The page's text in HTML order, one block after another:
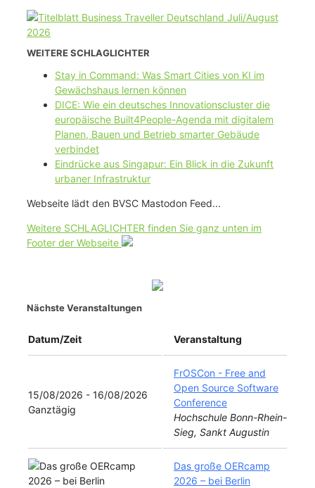
WEITERE SCHLAGLICHTER
Stay in Command: Was Smart Cities von KI im
Gewächshaus lernen können
DICE: Wie ein deutsches Innovationscluster die
europäische Built4People-Agenda mit digitalem
Planen, Bauen und Betrieb smarter Gebäude
verbindet
Eindrücke aus Singapur: Ein Blick in die Zukunft
urbaner Infrastruktur
Webseite lädt den BVSC Mastodon Feed...
Weitere SCHLAGLICHTER finden Sie ganz unten im
Footer der Webseite
Nächste Veranstaltungen
Datum/Zeit Veranstaltung
15/08/2026 - 16/08/2026
Ganztägig
FrOSCon - Free and
Open Source Software
Conference
Hochschule Bonn-Rhein-
Sieg, Sankt Augustin
Das große OERcamp
2026 – bei Berlin